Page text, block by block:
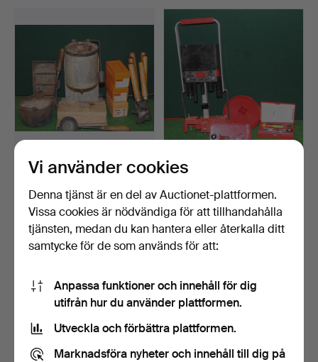
Gjutsats för kulor.
Klubbades 17 feb 2020
23 bud
191 USD
PARTI LADDUTRUSTNING
LEE HAGEL OCH KULA.
Klubbades 17 feb 2020
6 bud
137 USD
Vi använder cookies
Denna tjänst är en del av Auctionet-plattformen.
Vissa cookies är nödvändiga för att tillhandahålla
tjänsten, medan du kan hantera eller återkalla ditt
samtycke för de som används för att:
Anpassa funktioner och innehåll för dig
utifrån hur du använder plattformen.
Utveckla och förbättra plattformen.
Marknadsföra nyheter och innehåll till dig på